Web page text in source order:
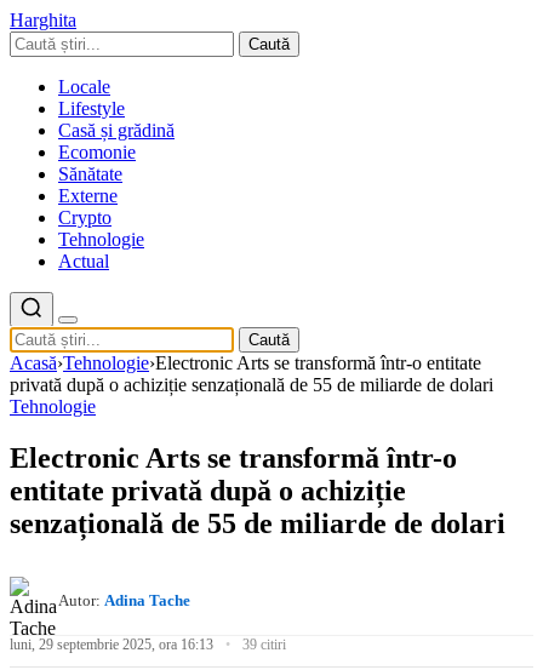
Harghita
Caută
Locale
Lifestyle
Casă și grădină
Ecomonie
Sănătate
Externe
Crypto
Tehnologie
Actual
Caută
Acasă›Tehnologie›Electronic Arts se transformă într-o entitate
privată după o achiziție senzațională de 55 de miliarde de dolari
Tehnologie
Electronic Arts se transformă într-o
entitate privată după o achiziție
senzațională de 55 de miliarde de dolari
Autor: Adina Tache
luni, 29 septembrie 2025, ora 16:13 39 citiri